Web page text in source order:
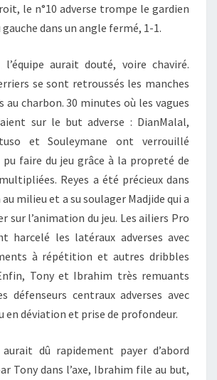
le n°10 adverse trompe le gardien
gauche dans un angle fermé, 1-1.
aurait douté, voire chaviré.
se sont retroussés les manches
charbon. 30 minutes où les vagues
sur le but adverse : DianMalal,
et Souleymane ont verrouillé
faire du jeu grâce à la propreté de
Reyes a été précieux dans
milieu et a su soulager Madjide qui a
sur l’animation du jeu. Les ailiers Pro
harcelé les latéraux adverses avec
à répétition et autres dribbles
Tony et Ibrahim très remuants
défenseurs centraux adverses avec
en déviation et prise de profondeur.
dû rapidement payer d’abord
Tony dans l’axe, Ibrahim file au but,